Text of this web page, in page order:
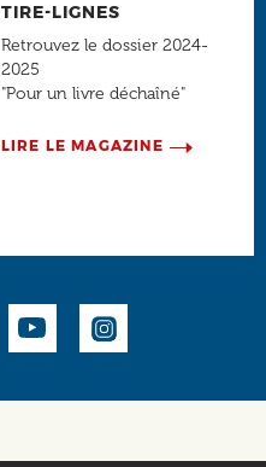
TIRE-LIGNES
Retrouvez le dossier 2024-
2025
"Pour un livre déchaîné"
LIRE LE MAGAZINE